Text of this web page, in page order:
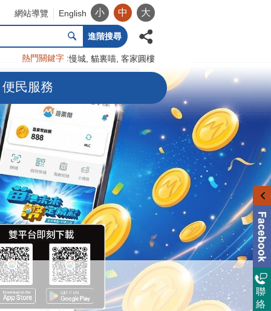
網站導覽 English 小 中 大
進階搜尋
熱門關鍵字 慢城 貓裏喵 客家圓樓
便民服務
聯
絡